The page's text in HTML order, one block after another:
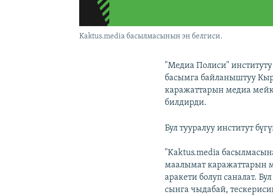
Kaktus.media басылмасынын эн белгиси.
"Медиа Полиси"
басымга байланыштуу
каражаттарын медиа
билдирди.
Бул тууралуу институт
"Kaktus.media
маалымат каражаттарын
аракети болуп саналат.
сынга чыдабай,